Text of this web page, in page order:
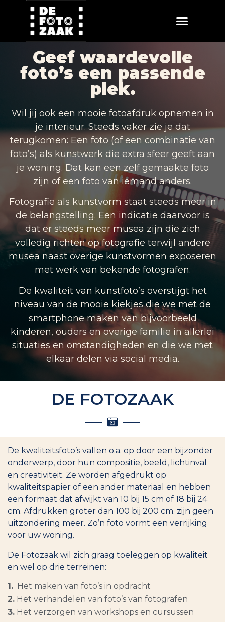
Geef waardevolle
foto’s een passende
plek.
Wil jij ook een mooie fotoafdruk opnemen in
je interieur. Steeds vaker zie je dat
terugkomen: Een foto (of een combinatie van
foto’s) als kunstwerk die extra sfeer geeft aan
je woning. Dat kan een zelf gemaakte foto
zijn of een foto van iemand anders.
Fotografie als kunstvorm staat steeds meer in
de belangstelling. Een indicatie daarvoor is
dat er steeds meer musea zijn die zich
volledig richten op fotografie terwijl andere
musea naast overige kunstvormen exposeren
met werk van bekende fotografen.
De kwaliteit van kunstfoto’s overstijgt het
niveau van de mooie kiekjes die we met de
smartphone maken van bijvoorbeeld
kinderen, ouders en overige familie in allerlei
situaties en omstandigheden en die we met
elkaar delen via social media.
DE FOTOZAAK
De kwaliteitsfoto’s vallen o.a. op door een bijzonder
onderwerp, door hun compositie, beeld, lichtinval
en creativiteit. Ze worden afgedrukt op
kwaliteitspapier of een ander materiaal en hebben
een formaat dat afwijkt van 10 bij 15 cm of 18 bij 24
cm. Afdrukken groter dan 100 bij 200 cm. zijn geen
uitzondering meer. Zo’n foto vormt een verrijking
voor uw woning.
De Fotozaak wil zich graag toeleggen op kwaliteit
en wel op drie terreinen:
1. Het maken van foto’s in opdracht
2. Het verhandelen van foto’s van fotografen
3. Het verzorgen van workshops en cursussen